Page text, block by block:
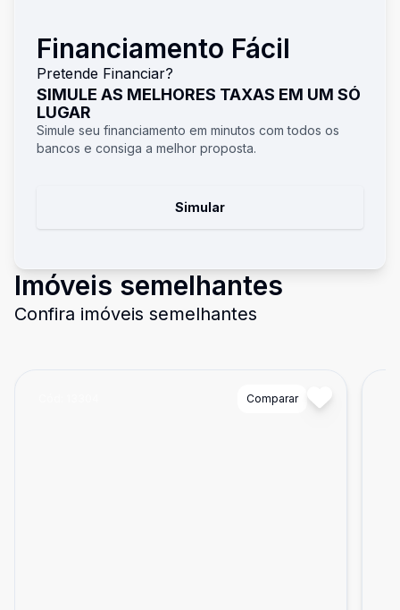
Financiamento Fácil
Pretende Financiar?
SIMULE AS MELHORES TAXAS EM UM SÓ
LUGAR
Simule seu financiamento em minutos com todos os
bancos e consiga a melhor proposta.
Simular
Imóveis semelhantes
Confira imóveis semelhantes
Comparar